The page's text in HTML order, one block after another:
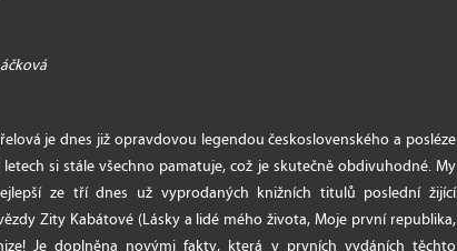
je dnes již opravdovou legendou československého a posléze
si stále všechno pamatuje, což je skutečně obdivuhodné. My
ze tří dnes už vyprodaných knižních titulů poslední žijící
Zity Kabátové (Lásky a lidé mého života, Moje první republika,